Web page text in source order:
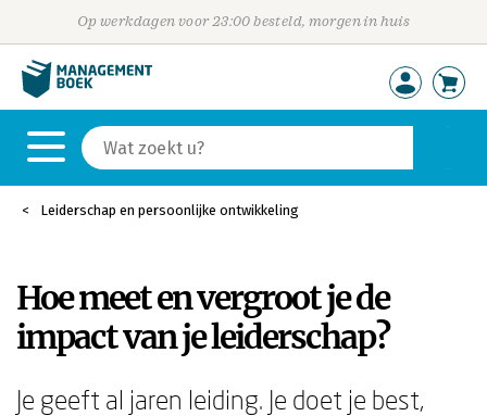
Op werkdagen voor 23:00 besteld, morgen in huis
Leiderschap en persoonlijke ontwikkeling
Hoe meet en vergroot je de
impact van je leiderschap?
Je geeft al jaren leiding. Je doet je best,